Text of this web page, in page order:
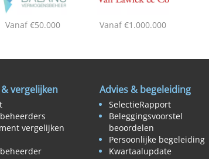
Vanaf €50.000 Vanaf €1.000.000
vergelijken
vergelijken
Advies & begeleiding
SelectieRapport
Beleggingsvoorstel
beoordelen
Persoonlijke begeleiding
Kwartaalupdate